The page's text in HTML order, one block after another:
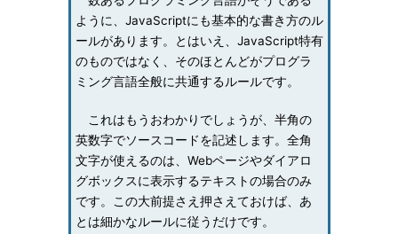
ように、JavaScriptにも基本的な書き方のル
ールがあります。とはいえ、JavaScript特有
のものではなく、そのほとんどがプログラ
ミング言語全般に共通するルールです。
これはもうおわかりでしょうが、半角の
英数字でソースコードを記述します。全角
文字が使えるのは、Webページやダイアロ
グボックスに表示するテキストの場合のみ
です。この大前提さえ押さえておけば、あ
とは細かなルールに従うだけです。